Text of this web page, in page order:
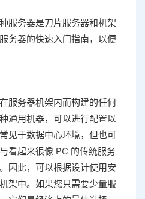
服务器是刀片服务器和机架
务器的快速入门指南，以便
服务器机架内而构建的任何
通用机器，可以进行配置以
见于数据中心环境，但也可
看起来很像 PC 的传统服务
因此，可以根据设计使用安
架中。如果您只需要少量服